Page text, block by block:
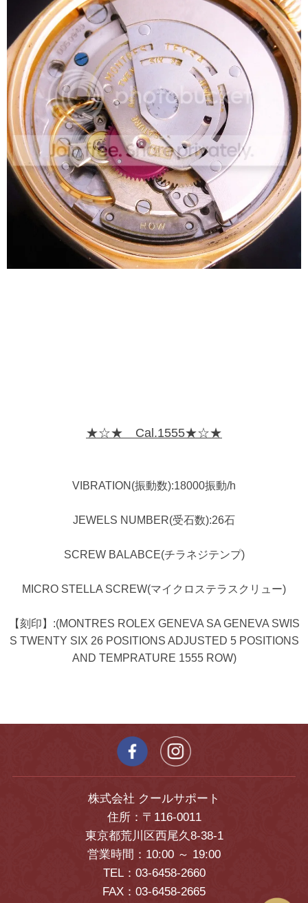
★☆★ Cal.1555★☆★
VIBRATION(振動数):18000振動/h
JEWELS NUMBER(受石数):26石
SCREW BALABCE(チラネジテンプ)
MICRO STELLA SCREW(マイクロステラスクリュー)
【刻印】:(MONTRES ROLEX GENEVA SA GENEVA SWIS
S TWENTY SIX 26 POSITIONS ADJUSTED 5 POSITIONS
AND TEMPRATURE 1555 ROW)
株式会社 クールサポート
住所：〒116-0011
東京都荒川区西尾久8-38-1
営業時間：10:00 ～ 19:00
TEL：03-6458-2660
FAX：03-6458-2665